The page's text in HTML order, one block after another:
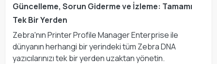
Güncelleme, Sorun Giderme ve İzleme: Tamamı
Tek Bir Yerden
Zebra'nın Printer Profile Manager Enterprise ile
dünyanın herhangi bir yerindeki tüm Zebra DNA
yazıcılarınızı tek bir yerden uzaktan yönetin.